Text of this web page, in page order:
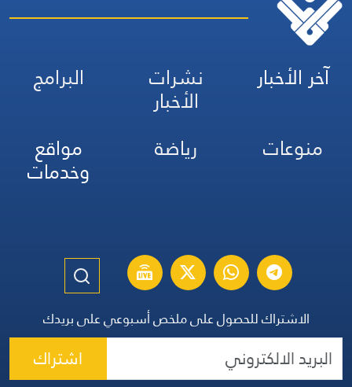
آخر الأخبار نشرات
الأخبار
البرامج
منوعات
رياضة مواقع
وخدمات
الاشتراك للحصول على ملخص أسبوعي على بريدك
اشتراك